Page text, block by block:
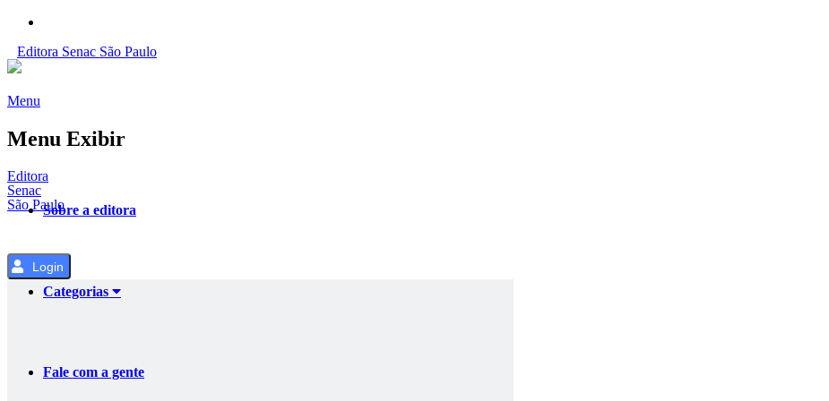
o
Editora Senac São Paulo
Menu
Menu Exibir
Editora
Senac
São PauloSobre a editora
Categorias
Fale com a gente
Login